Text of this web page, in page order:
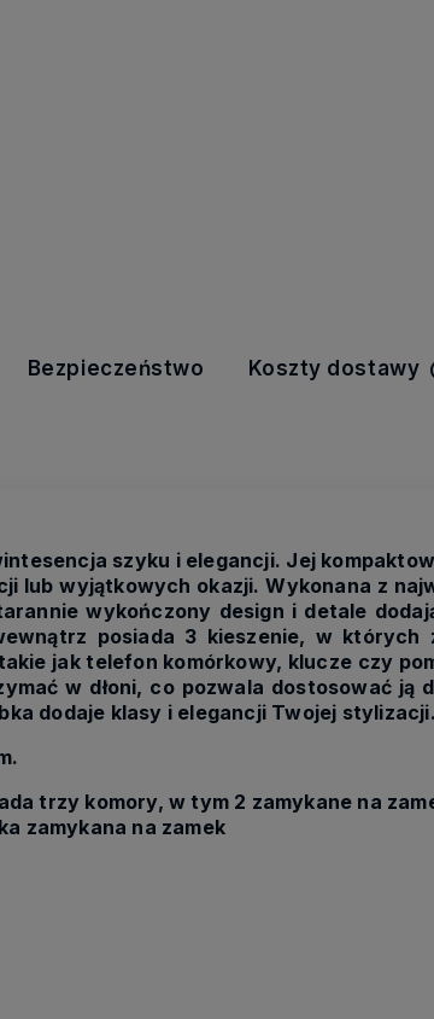
Bezpieczeństwo Koszty dostawy
szyku i elegancji. Jej
lub wyjątkowych okazji. Wykonana z
wykończony design i detale
posiada 3 kieszenie, w których
jak telefon komórkowy, klucze czy
w dłoni, co pozwala dostosować ją
dodaje klasy i elegancji Twojej stylizacji.
trzy komory, w tym 2 zamykane na
zamykana na zamek